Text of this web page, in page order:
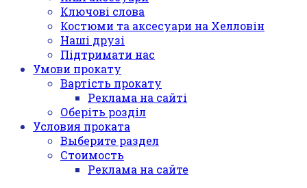
Ключові слова
Костюми та аксесуари на Хелловін
Наші друзі
Підтримати нас
Умови прокату
Вартість прокату
Реклама на сайті
Оберіть розділ
Условия проката
Выберите раздел
Стоимость
Реклама на сайте